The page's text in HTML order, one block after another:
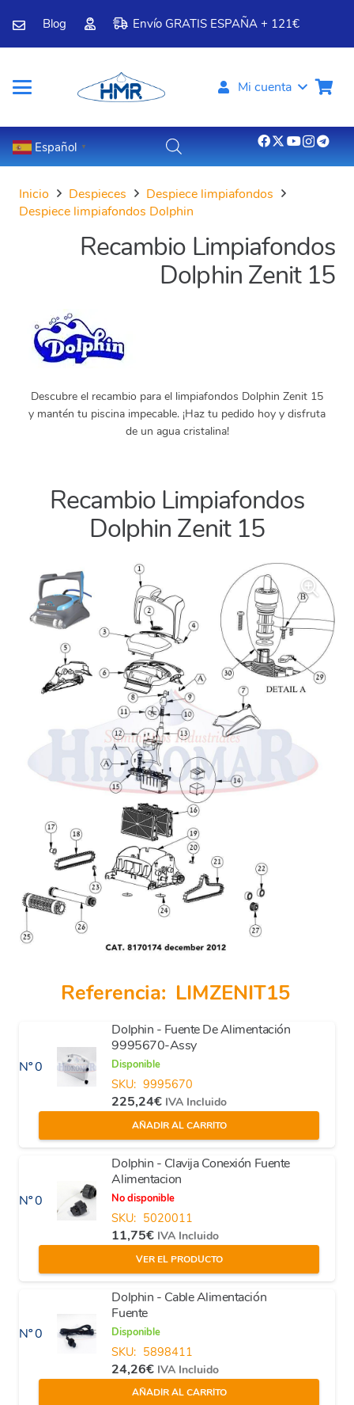
Blog Envío GRATIS ESPAÑA + 121€
Mi cuenta
Español ▼
Inicio Despieces
Despiece limpiafondos
Despiece limpiafondos Dolphin
Recambio Limpiafondos
Dolphin Zenit 15
Descubre el recambio para el limpiafondos Dolphin Zenit 15
y mantén tu piscina impecable. ¡Haz tu pedido hoy y disfruta
de un agua cristalina!
Recambio Limpiafondos
Dolphin Zenit 15
Referencia: LIMZENIT15
Nº 0
Dolphin - Fuente De Alimentación
9995670-Assy
Disponible
SKU: 9995670
225,24€ IVA Incluido
AÑADIR AL CARRITO
Nº 0
Dolphin - Clavija Conexión Fuente
Alimentacion
No disponible
SKU: 5020011
11,75€ IVA Incluido
VER EL PRODUCTO
Nº 0
Dolphin - Cable Alimentación
Fuente
Disponible
SKU: 5898411
24,26€ IVA Incluido
AÑADIR AL CARRITO